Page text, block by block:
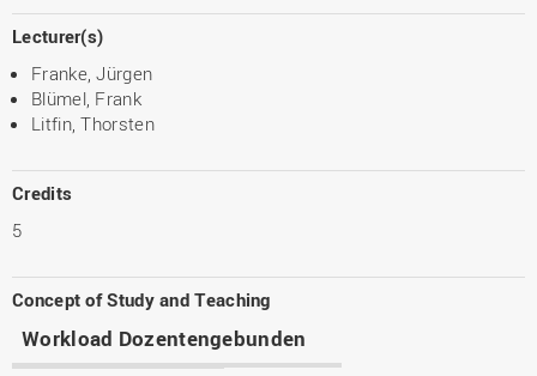
Lecturer(s)
Franke, Jürgen
Blümel, Frank
Litfin, Thorsten
Credits
5
Concept of Study and Teaching
Workload Dozentengebunden